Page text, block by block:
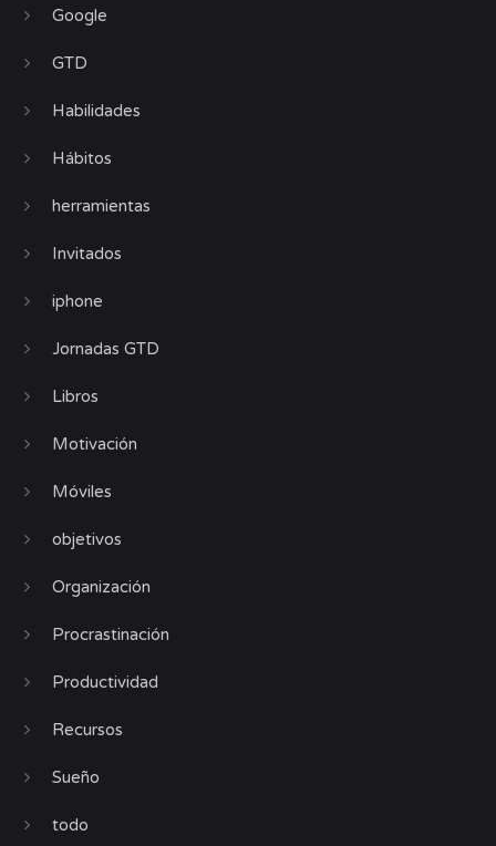
Google
GTD
Habilidades
Hábitos
herramientas
Invitados
iphone
Jornadas GTD
Libros
Motivación
Móviles
objetivos
Organización
Procrastinación
Productividad
Recursos
Sueño
todo